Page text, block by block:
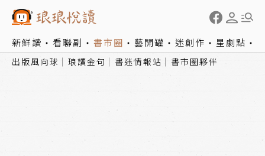
新鮮讀 看聯副 書市圈 藝開罐 迷創作 星劇點
出版風向球 琅讀金句 書迷情報站 書市圈夥伴